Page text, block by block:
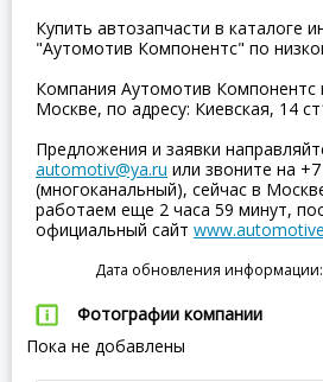
Купить автозапчасти в каталоге
"Аутомотив Компонентс" по
Компания Аутомотив Компонентс
Москве, по адресу: Киевская, 14
Предложения и заявки
automotiv@ya.ru или звоните на
(многоканальный), сейчас в
работаем еще 2 часа 59 минут,
официальный сайт
Дата обновления информации:
Фотографии компании
Пока не добавлены